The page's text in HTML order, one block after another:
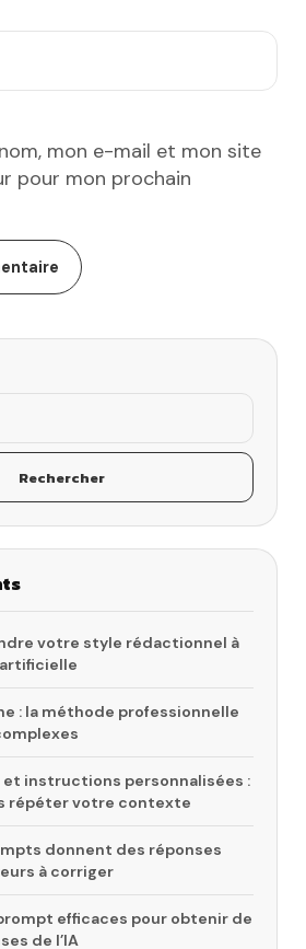
mon e-mail et mon site
pour mon prochain
Rechercher
votre style rédactionnel à
: la méthode professionnelle
instructions personnalisées :
répéter votre contexte
donnent des réponses
à corriger
efficaces pour obtenir de
de l’IA